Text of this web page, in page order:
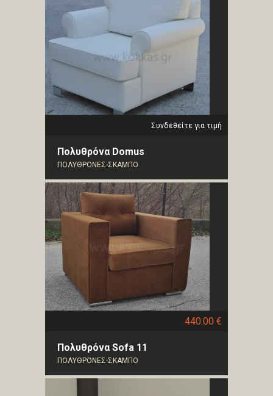
Συνδεθείτε για τιμή
Πολυθρόνα Domus
ΠΟΛΥΘΡΟΝΕΣ-ΣΚΑΜΠΟ
440.00 €
Πολυθρόνα Sofa 11
ΠΟΛΥΘΡΟΝΕΣ-ΣΚΑΜΠΟ